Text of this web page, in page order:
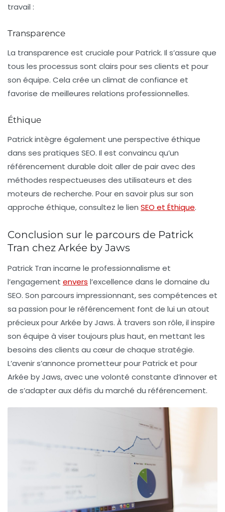
travail :
Transparence
La transparence est cruciale pour Patrick. Il s’assure que
tous les processus sont clairs pour ses clients et pour
son équipe. Cela crée un climat de confiance et
favorise de meilleures relations professionnelles.
Éthique
Patrick intègre également une perspective éthique
dans ses pratiques SEO. Il est convaincu qu’un
référencement durable doit aller de pair avec des
méthodes respectueuses des utilisateurs et des
moteurs de recherche. Pour en savoir plus sur son
approche éthique, consultez le lien SEO et Éthique.
Conclusion sur le parcours de Patrick
Tran chez Arkée by Jaws
Patrick Tran incarne le professionnalisme et
l’engagement envers l’excellence dans le domaine du
SEO. Son parcours impressionnant, ses compétences et
sa passion pour le référencement font de lui un atout
précieux pour Arkée by Jaws. À travers son rôle, il inspire
son équipe à viser toujours plus haut, en mettant les
besoins des clients au cœur de chaque stratégie.
L’avenir s’annonce prometteur pour Patrick et pour
Arkée by Jaws, avec une volonté constante d’innover et
de s’adapter aux défis du marché du référencement.